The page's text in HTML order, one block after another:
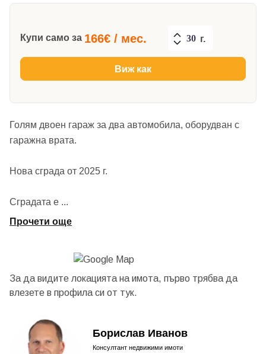
Купи само за 166€ / мес. г.
Виж как
Голям двоен гараж за два автомобила, оборудван с
гаражна врата.
Нова сграда от 2025 г.
Сградата е ...
Прочети още
За да видите локацията на имота, първо трябва да
влезете в профила си от тук.
Борислав Иванов
Консултант недвижими имоти